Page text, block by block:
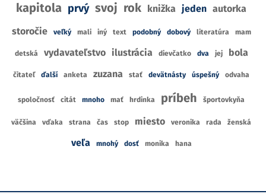
kapitola prvý svoj rok knižka jeden autorka
storočie
veľký mali iný text podobný dobový literatúra mam
detská vydavateľstvo ilustrácia dievčatko dva jej bola
čitateľ ďalší anketa zuzana stať devätnásty úspešný odvaha
spoločnosť citát mnoho mať hrdinka príbeh športovkyňa
väčšina vďaka strana čas stop miesto veronika rada ženská
veľa mnohý dosť monika hana